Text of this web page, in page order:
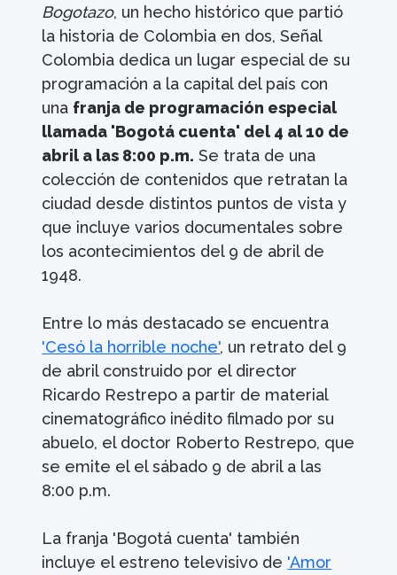
Bogotazo, un hecho histórico que partió
la historia de Colombia en dos, Señal
Colombia dedica un lugar especial de su
programación a la capital del país con
una franja de programación especial
llamada 'Bogotá cuenta' del 4 al 10 de
abril a las 8:00 p.m. Se trata de una
colección de contenidos que retratan la
ciudad desde distintos puntos de vista y
que incluye varios documentales sobre
los acontecimientos del 9 de abril de
1948.
Entre lo más destacado se encuentra
'Cesó la horrible noche', un retrato del 9
de abril construido por el director
Ricardo Restrepo a partir de material
cinematográfico inédito filmado por su
abuelo, el doctor Roberto Restrepo, que
se emite el el sábado 9 de abril a las
8:00 p.m.
La franja 'Bogotá cuenta' también
incluye el estreno televisivo de 'Amor